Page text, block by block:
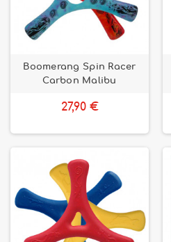
Boomerang Spin Racer
Carbon Malibu
27,90 €